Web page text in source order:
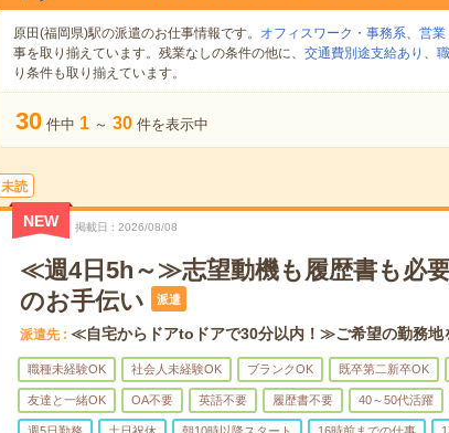
原田(福岡県)駅の派遣のお仕事情報です。 オフィスワーク・事務系、 営業
事を取り揃えています。残業なしの条件の他に、 交通費別途支給あり 、
り条件も取り揃えています。
30 件中 1 ～ 30 件を表示中
未読
NEW 掲載日 2026/08/08
≪週4日5h～≫志望動機も履歴書も必
のお手伝い
派遣
派遣先 ≪自宅からドアtoドアで30分以内！≫ご希望の勤務地
職種未経験OK 社会人未経験OK ブランクOK 既卒第二新卒OK
友達と一緒OK OA不要 英語不要 履歴書不要 40～50代活躍